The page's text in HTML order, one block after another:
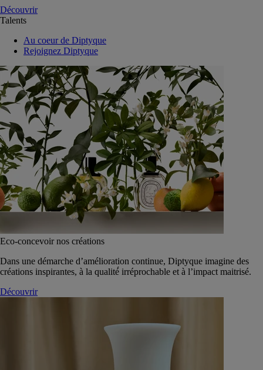
Découvrir
Talents
Au coeur de Diptyque
Rejoignez Diptyque
Eco-concevoir nos créations
Dans une démarche d’amélioration continue, Diptyque imagine des
créations inspirantes, à la qualité́ irréprochable et à l’impact maitrisé.
Découvrir